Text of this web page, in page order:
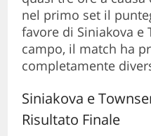
nel primo set il
favore di Siniakova e
campo, il match ha
completamente
Siniakova e
Risultato Finale